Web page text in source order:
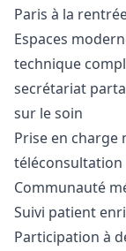
Paris à la
Espaces
technique
secrétariat
sur le soin
Prise en charge
téléconsultation
Communauté
Suivi patient
Participation à